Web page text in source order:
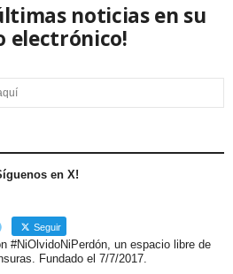
noticias en su
electrónico!
en X!
Seguir
#NiOlvidoNiPerdón, un espacio libre de
Fundado el 7/7/2017.